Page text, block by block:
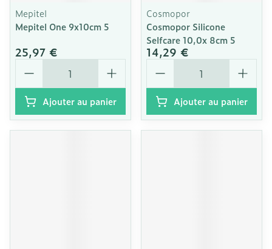
Mepitel
Mepitel One 9x10cm 5
25,97 €
Quantité
Ajouter au panier
Cosmopor
Cosmopor Silicone
Selfcare 10,0x 8cm 5
14,29 €
Quantité
Ajouter au panier